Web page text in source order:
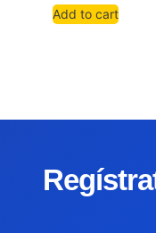
Add to cart